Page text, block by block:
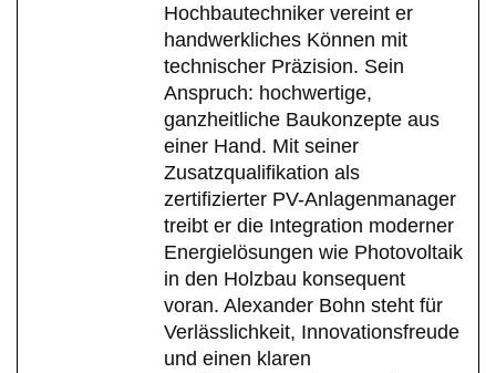
Hochbautechniker vereint er
handwerkliches Können mit
technischer Präzision. Sein
Anspruch: hochwertige,
ganzheitliche Baukonzepte aus
einer Hand. Mit seiner
Zusatzqualifikation als
zertifizierter PV-Anlagenmanager
treibt er die Integration moderner
Energielösungen wie Photovoltaik
in den Holzbau konsequent
voran. Alexander Bohn steht für
Verlässlichkeit, Innovationsfreude
und einen klaren